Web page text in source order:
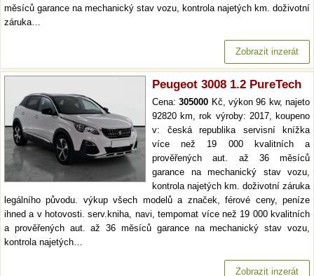
měsíců garance na mechanický stav vozu, kontrola najetých km. doživotní
záruka…
Zobrazit inzerát
Peugeot 3008 1.2 PureTech
Cena:305000 Kč, výkon 96 kw, najeto
92820 km, rok výroby: 2017, koupeno
v: česká republika servisní knížka
více než 19 000 kvalitních a
prověřených aut. až 36 měsíců
garance na mechanický stav vozu,
kontrola najetých km. doživotní záruka
legálního původu. výkup všech modelů a značek, férové ceny, peníze
ihned a v hotovosti. serv.kniha, navi, tempomat více než 19 000 kvalitních
a prověřených aut. až 36 měsíců garance na mechanický stav vozu,
kontrola najetých…
Zobrazit inzerát